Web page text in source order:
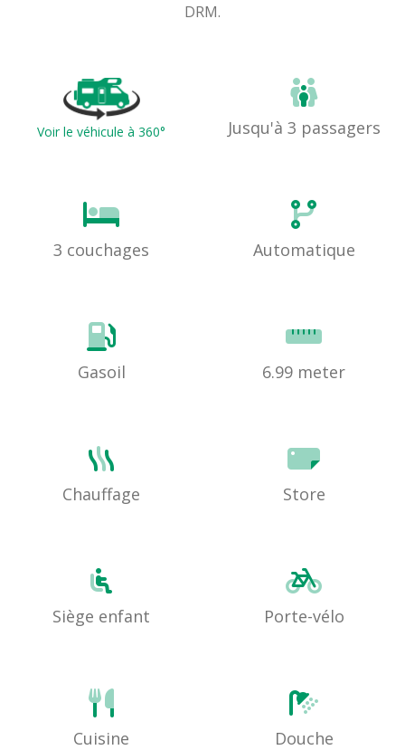
DRM.
Voir le véhicule à 360° Jusqu'à 3 passagers
3 couchages Automatique
Gasoil 6.99 meter
Chauffage Store
Siège enfant Porte-vélo
Cuisine Douche